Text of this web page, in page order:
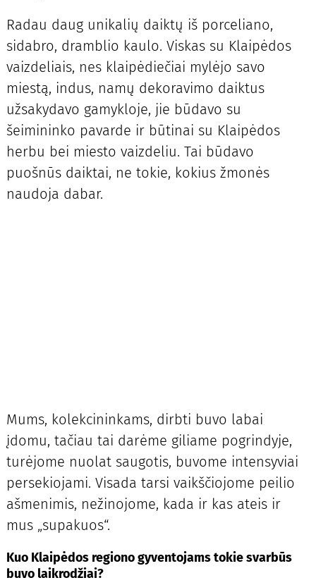
Radau daug unikalių daiktų iš porceliano,
sidabro, dramblio kaulo. Viskas su Klaipėdos
vaizdeliais, nes klaipėdiečiai mylėjo savo
miestą, indus, namų dekoravimo daiktus
užsakydavo gamykloje, jie būdavo su
šeimininko pavarde ir būtinai su Klaipėdos
herbu bei miesto vaizdeliu. Tai būdavo
puošnūs daiktai, ne tokie, kokius žmonės
naudoja dabar.
Mums, kolekcininkams, dirbti buvo labai
įdomu, tačiau tai darėme giliame pogrindyje,
turėjome nuolat saugotis, buvome intensyviai
persekiojami. Visada tarsi vaikščiojome peilio
ašmenimis, nežinojome, kada ir kas ateis ir
mus „supakuos“.
Kuo Klaipėdos regiono gyventojams tokie svarbūs
buvo laikrodžiai?